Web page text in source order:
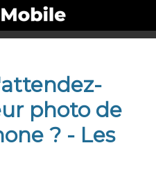
photo de
? - Les